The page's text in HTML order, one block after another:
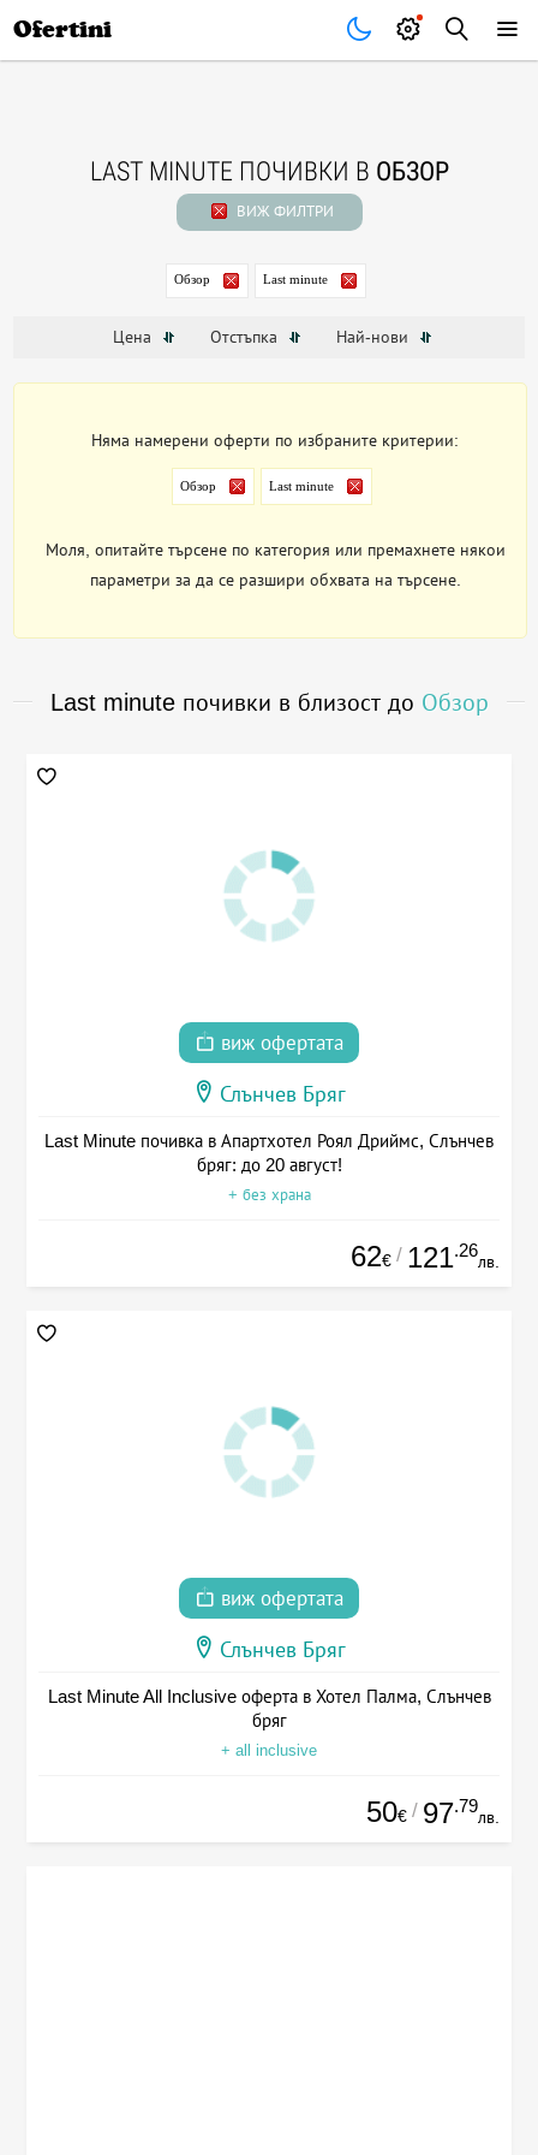
Ofertini
LAST MINUTE ПОЧИВКИ В ОБЗОР
ВИЖ ФИЛТРИ
Обзор Last minute
Цена Отстъпка Най-нови
Няма намерени оферти по избраните критерии:
Обзор Last minute
Моля, опитайте търсене по категория или премахнете някои
параметри за да се разшири обхвата на търсене.
Last minute почивки в близост до Обзор
виж офертата
Слънчев Бряг
Last Minute почивка в Апартхотел Роял Дриймс, Слънчев
бряг: до 20 август!
+ без храна
62€ / 121.26
лв.
виж офертата
Слънчев Бряг
Last Minute All Inclusive оферта в Хотел Палма, Слънчев
бряг
+ all inclusive
50€ / 97.79
лв.